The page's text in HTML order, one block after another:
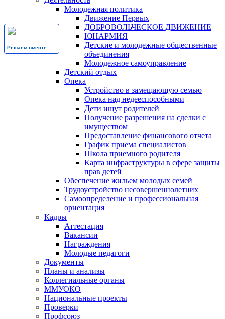
Решаем вместе
Молодежная политика
Движение Первых
ДОБРОВОЛЬЧЕСКОЕ ДВИЖЕНИЕ
ЮНАРМИЯ
Детские и молодежные общественные
объединения
Молодежное самоуправление
Детский отдых
Опека
Устройство в замещающую семью
Опека над недееспособными
Дети ищут родителей
Получение разрешения на сделки с
имуществом
Предоставление финансового отчета
График приема специалистов
Школа приемного родителя
Карта инфраструктуры в сфере защиты
прав детей
Обеспечение жильем молодых семей
Трудоустройство несовершеннолетних
Самоопределение и профессиональная
ориентация
Кадры
Аттестация
Вакансии
Награждения
Молодые педагоги
Документы
Планы и анализы
Коллегиальные органы
ММУОКО
Национальные проекты
Проверки
Профсоюз